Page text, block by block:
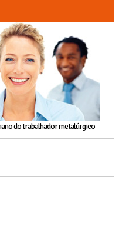
do trabalhador metalúrgico